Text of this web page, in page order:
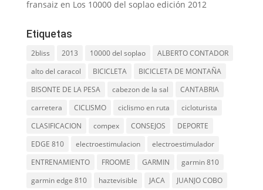
fransaiz en Los 10000 del soplao edición 2012
Etiquetas
2bliss 2013 10000 del soplao
ALBERTO CONTADOR
alto del caracol
BICICLETA
BICICLETA DE MONTAÑA
BISONTE DE LA PESA
cabezon de la sal
CANTABRIA
carretera
CICLISMO ciclismo en ruta
cicloturista
CLASIFICACION
compex CONSEJOS
DEPORTE
EDGE 810
electroestimulacion
electroestimulador
ENTRENAMIENTO
FROOME GARMIN
garmin 810
garmin edge 810
haztevisible JACA JUANJO COBO